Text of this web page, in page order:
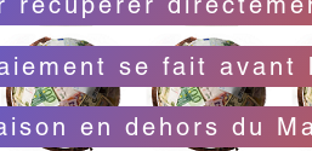
se fait avant
en dehors du